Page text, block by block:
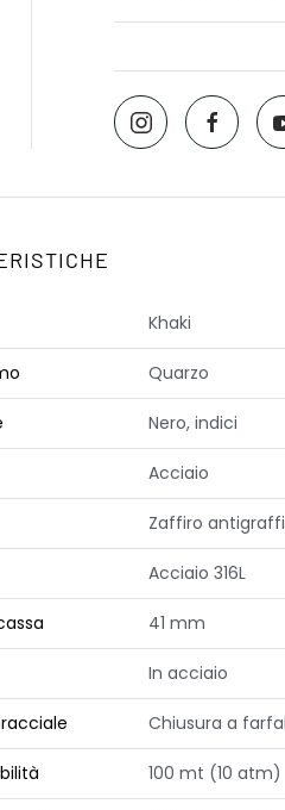
Khaki
Quarzo
Nero, indici
Acciaio
Zaffiro
Acciaio 316L
41 mm
In acciaio
Chiusura a
100 mt (10 atm)